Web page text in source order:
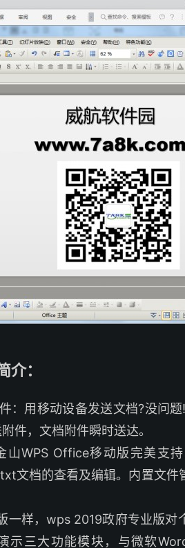
：
：用移动设备发送文档?没问
件，文档附件瞬时送达。
山WPS Office移动版完美支
档的查看及编辑。内置文件
一样，wps 2019政府专业版对
示三大功能模块，与微软